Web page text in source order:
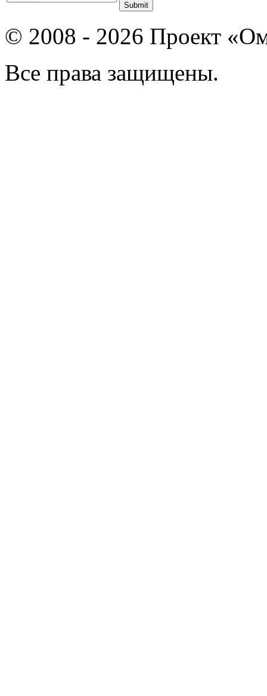
© 2008 - 2026 Проект
Все права защищены.